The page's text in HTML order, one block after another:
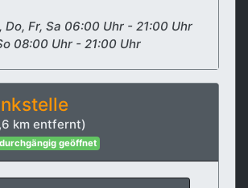
Do, Fr, Sa 06:00 Uhr - 21:00 Uhr
08:00 Uhr - 21:00 Uhr
km entfernt)
geöffnet